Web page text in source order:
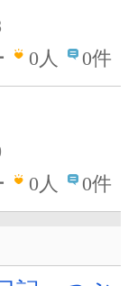
0人 0件
0人 0件